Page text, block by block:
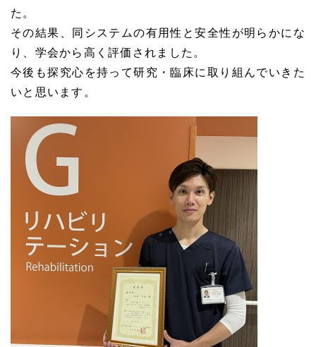
た。
その結果、同システムの有用性と安全性が明らかにな
り、学会から高く評価されました。
今後も探究心を持って研究・臨床に取り組んでいきた
いと思います。